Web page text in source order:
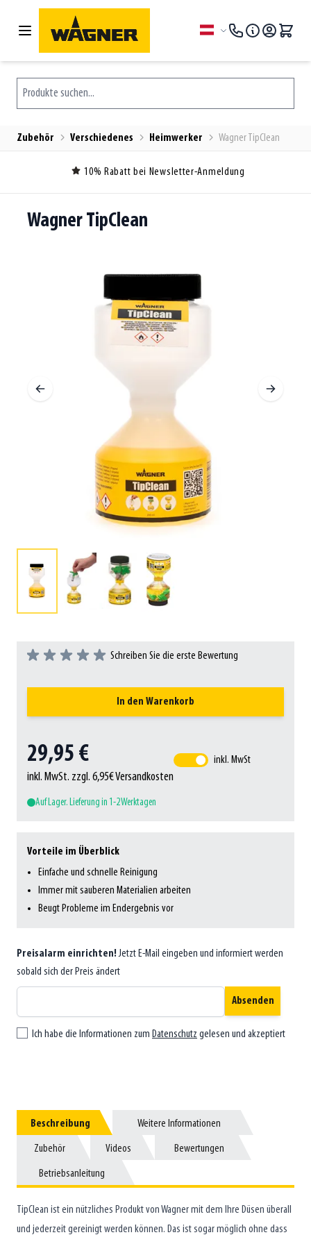
Zum Inhalt springen
Sprache
Produkte suchen...
Zubehör Verschiedenes Heimwerker Wagner TipClean
10% Rabatt bei Newsletter-Anmeldung
Wagner TipClean
Schreiben Sie die erste Bewertung
In den Warenkorb
29,95 €
inkl. MwSt. zzgl. 6,95€ Versandkosten
inkl. MwSt
Auf Lager. Lieferung in 1-2 Werktagen
Vorteile im Überblick
Einfache und schnelle Reinigung
Immer mit sauberen Materialien arbeiten
Beugt Probleme im Endergebnis vor
Preisalarm einrichten! Jetzt E-Mail eingeben und informiert werden
sobald sich der Preis ändert
Absenden
Ich habe die Informationen zum Datenschutz gelesen und akzeptiert
Beschreibung
Beschreibung Weitere Informationen
Weitere Informationen
Zubehör
Zubehör Videos
Videos Bewertungen
Bewertungen
Betriebsanleitung
Betriebsanleitung
TipClean ist ein nützliches Produkt von Wagner mit dem Ihre Düsen überall
und jederzeit gereinigt werden können. Das ist sogar möglich ohne dass